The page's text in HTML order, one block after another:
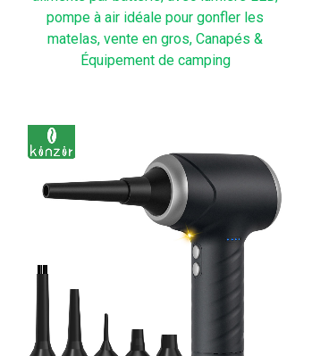
pompe à air idéale pour gonfler les
matelas, vente en gros, Canapés &
Équipement de camping